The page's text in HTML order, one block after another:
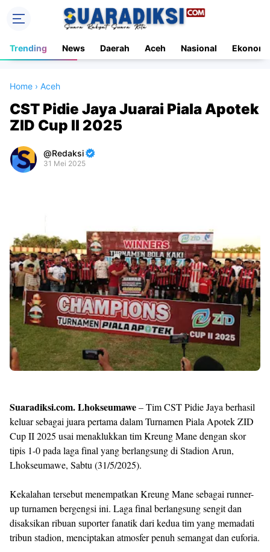
Trending News Daerah Aceh Nasional Ekonomi
Home › Aceh
CST Pidie Jaya Juarai Piala Apotek
ZID Cup II 2025
Redaksi
31 Mei 2025
With
Shroff
Templates
Suaradiksi.com. Lhokseumawe– Tim CST Pidie Jaya berhasil
keluar sebagai juara pertama dalam Turnamen Piala Apotek ZID
Cup II 2025 usai menaklukkan tim Kreung Mane dengan skor
tipis 1-0 pada laga final yang berlangsung di Stadion Arun,
Lhokseumawe, Sabtu (31/5/2025).
Kekalahan tersebut menempatkan Kreung Mane sebagai runner-
up turnamen bergengsi ini. Laga final berlangsung sengit dan
disaksikan ribuan suporter fanatik dari kedua tim yang memadati
tribun stadion, menciptakan atmosfer penuh semangat dan euforia.